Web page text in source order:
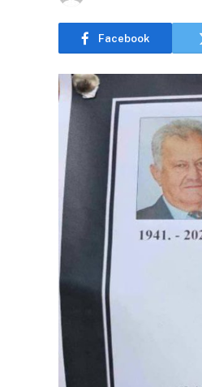
Facebook